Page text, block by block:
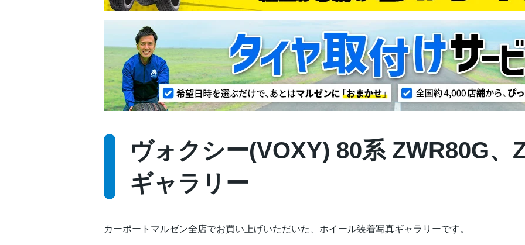
ヴォクシー(VOXY) 80系 ZWR80G、
ギャラリー
カーポートマルゼン全店でお買い上げいただいた、ホイール装着写真ギャラリーです。